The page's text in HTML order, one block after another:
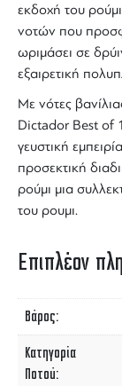
εκδοχή του ρούμι
νοτών που
ωριμάσει σε
εξαιρετική
Με νότες
Dictador Best of
γευστική
προσεκτική
ρούμι μια
του ρουμι.
Επιπλέον
Βάρος
Κατηγορία
Ποτού